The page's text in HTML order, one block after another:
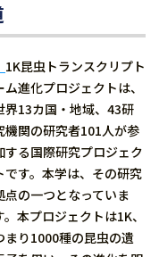
1K昆虫トランスクリプト
ム進化プロジェクトは、
界13カ国・地域、43研
機関の研究者101人が参
する国際研究プロジェク
です。本学は、その研究
点の一つとなっていま
。本プロジェクトは1K、
まり1000種の昆虫の遺